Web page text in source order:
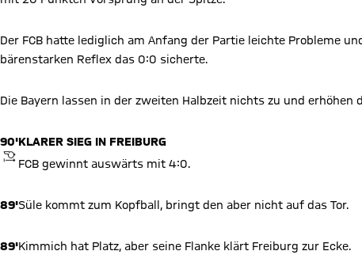
Der FCB hatte lediglich am Anfang der Partie leichte Probleme
bärenstarken Reflex das 0:0 sicherte.
Die Bayern lassen in der zweiten Halbzeit nichts zu und erhöhen
90'
ANPFIFF
KLARER SIEG IN FREIBURG
FCB gewinnt auswärts mit 4:0.
89'Süle kommt zum Kopfball, bringt den aber nicht auf das Tor.
89'Kimmich hat Platz, aber seine Flanke klärt Freiburg zur Ecke.